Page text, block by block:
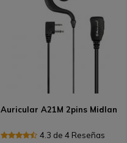
Auricular A21M 2pins Midland
4.3 de 4 Reseñas